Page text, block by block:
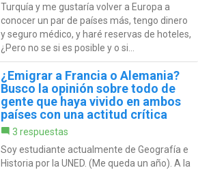
Turquía y me gustaría volver a Europa a
conocer un par de países más, tengo dinero
y seguro médico, y haré reservas de hoteles,
¿Pero no se si es posible y o si...
¿Emigrar a Francia o Alemania?
Busco la opinión sobre todo de
gente que haya vivido en ambos
países con una actitud crítica
3 respuestas
Soy estudiante actualmente de Geografía e
Historia por la UNED. (Me queda un año). A la